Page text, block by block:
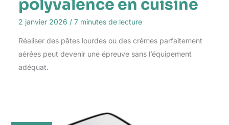
polyvalence en cuisine
2 janvier 2026 / 7 minutes de lecture
Réaliser des pâtes lourdes ou des crèmes parfaitement
aérées peut devenir une épreuve sans l’équipement
adéquat.